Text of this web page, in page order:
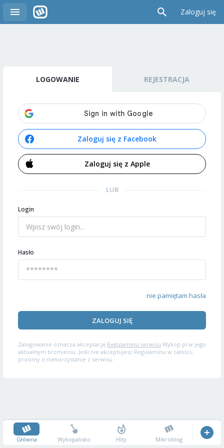
Zaloguj się
LOGOWANIE REJESTRACJA
Zaloguj się z Facebook
Zaloguj się z Apple
LUB
Login
Hasło
nie pamiętam hasła
ZALOGUJ SIĘ
Zalogowanie oznacza akceptację Regulaminu serwisu Wykop.pl w jego
aktualnym brzmieniu. Jeśli nie akceptujesz Regulaminu w całości,
prosimy o niekorzystanie z serwisu.
Główna Wykopalisko Hity Mikroblog